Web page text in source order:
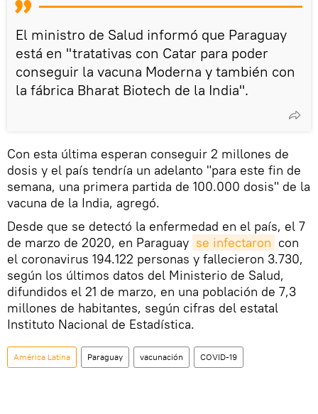
El ministro de Salud informó que Paraguay
está en "tratativas con Catar para poder
conseguir la vacuna Moderna y también con
la fábrica Bharat Biotech de la India".
Con esta última esperan conseguir 2 millones de
dosis y el país tendría un adelanto "para este fin de
semana, una primera partida de 100.000 dosis" de la
vacuna de la India, agregó.
Desde que se detectó la enfermedad en el país, el 7
de marzo de 2020, en Paraguay se infectaron con
el coronavirus 194.122 personas y fallecieron 3.730,
según los últimos datos del Ministerio de Salud,
difundidos el 21 de marzo, en una población de 7,3
millones de habitantes, según cifras del estatal
Instituto Nacional de Estadística.
América Latina Paraguay vacunación COVID-19